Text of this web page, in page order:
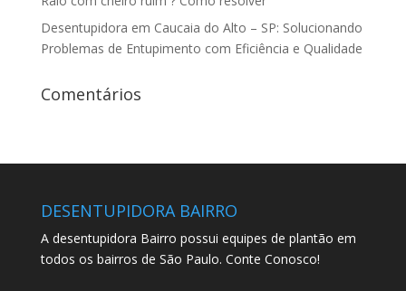
Desentupidora em Caucaia do Alto – SP: Solucionando
Problemas de Entupimento com Eficiência e Qualidade
Comentários
DESENTUPIDORA BAIRRO
A desentupidora Bairro possui equipes de plantão em
todos os bairros de São Paulo. Conte Conosco!